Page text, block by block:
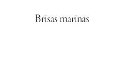
Brisas marinas